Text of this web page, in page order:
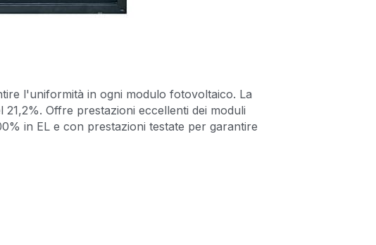
l'uniformità in ogni modulo fotovoltaico. La
Offre prestazioni eccellenti dei moduli
in EL e con prestazioni testate per garantire